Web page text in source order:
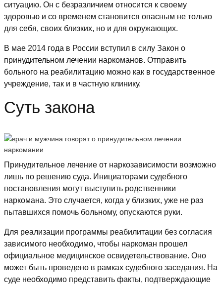
ситуацию. Он с безразличием относится к своему
здоровью и со временем становится опасным не только
для себя, своих близких, но и для окружающих.
В мае 2014 года в России вступил в силу Закон о
принудительном лечении наркоманов. Отправить
больного на реабилитацию можно как в государственное
учреждение, так и в частную клинику.
Суть закона
Принудительное лечение от наркозависимости возможно
лишь по решению суда. Инициаторами судебного
постановления могут выступить родственники
наркомана. Это случается, когда у близких, уже не раз
пытавшихся помочь больному, опускаются руки.
Для реализации программы реабилитации без согласия
зависимого необходимо, чтобы наркоман прошел
официальное медицинское освидетельствование. Оно
может быть проведено в рамках судебного заседания. На
суде необходимо представить факты, подтверждающие